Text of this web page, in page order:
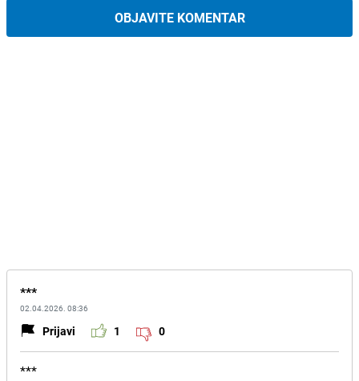
OBJAVITE KOMENTAR
***
02.04.2026. 08:36
Prijavi 1 0
***